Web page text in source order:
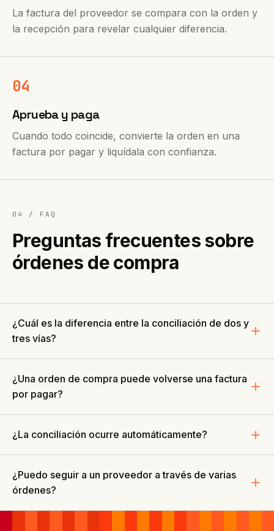
La factura del proveedor se compara con la orden y
la recepción para revelar cualquier diferencia.
04
Aprueba y paga
Cuando todo coincide, convierte la orden en una
factura por pagar y liquídala con confianza.
04 / FAQ
Preguntas frecuentes sobre
órdenes de compra
¿Cuál es la diferencia entre la conciliación de dos y
tres vías?
¿Una orden de compra puede volverse una factura
por pagar?
¿La conciliación ocurre automáticamente?
¿Puedo seguir a un proveedor a través de varias
órdenes?